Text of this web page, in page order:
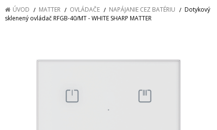
ÚVOD MATTER OVLÁDAČE NAPÁJANIE CEZ BATÉRIU
Dotykový
sklenený ovládač RFGB-40/MT - WHITE SHARP MATTER